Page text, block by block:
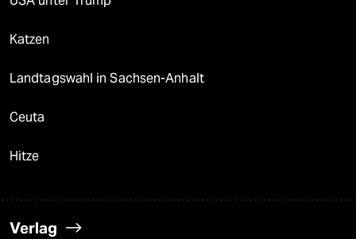
Katzen
Landtagswahl in Sachsen-Anhalt
Ceuta
Hitze
Verlag